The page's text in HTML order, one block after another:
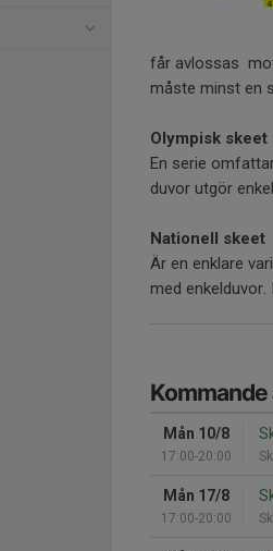
får avlossas
måste minst en
Olympisk skeet
En serie
duvor utgör
Nationell skeet
Är en enklare
med
Mån 10/8
17:00-20:00
Mån 17/8
17:00-20:00